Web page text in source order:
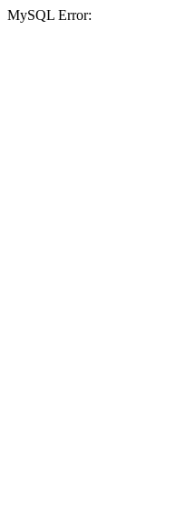
MySQL Error: